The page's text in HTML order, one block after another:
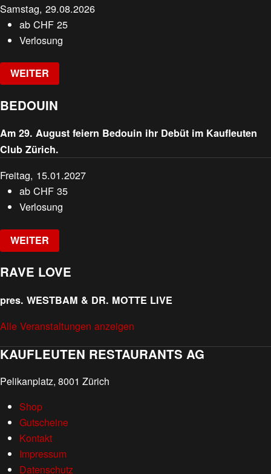
Samstag, 29.08.2026
abCHF 25
Verlosung
WEITER
BEDOUIN
Am 29. August feiern Bedouin ihr Debüt im Kaufleuten
Club Zürich.
Freitag, 15.01.2027
abCHF 35
Verlosung
WEITER
RAVE LOVE
pres. WESTBAM & DR. MOTTE LIVE
Alle Veranstaltungen anzeigen
KAUFLEUTEN RESTAURANTS AG
Pelikanplatz, 8001 Zürich
Shop
Gutscheine
Kontakt
Impressum
Datenschutz